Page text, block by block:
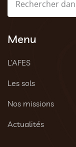
Menu
L’AFES
Les sols
Nos missions
Actualités